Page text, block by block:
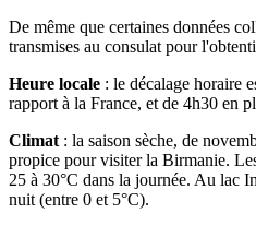
De même que certaines données
transmises au consulat pour
Heure locale : le décalage horaire
rapport à la France, et de 4h30 en
Climat : la saison sèche, de
propice pour visiter la Birmanie.
25 à 30°C dans la journée. Au lac
nuit (entre 0 et 5°C).